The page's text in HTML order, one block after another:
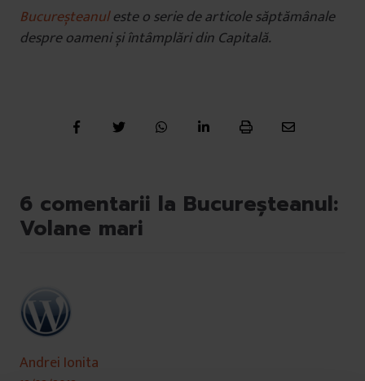
Bucureșteanuleste o serie de articole săptămânale
despre oameni și întâmplări din Capitală.
6 comentarii la Bucureşteanul:
Volane mari
Andrei Ionita